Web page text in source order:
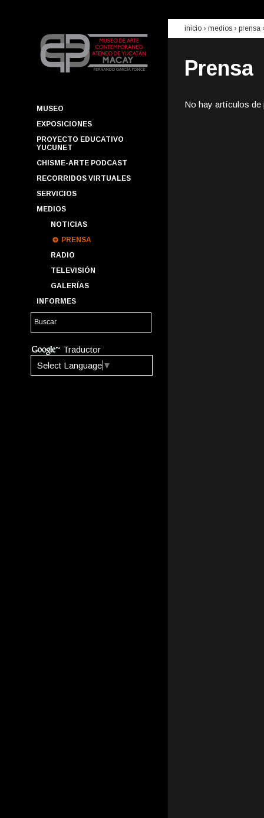
MUSEO
EXPOSICIONES
PROYECTO EDUCATIVO
YUCUNET
CHISME-ARTE PODCAST
RECORRIDOS VIRTUALES
SERVICIOS
MEDIOS
NOTICIAS
PRENSA
RADIO
TELEVISIÓN
GALERÍAS
INFORMES
Traductor
Select Language ▼
inicio › medios › prensa
Prensa
No hay artículos de